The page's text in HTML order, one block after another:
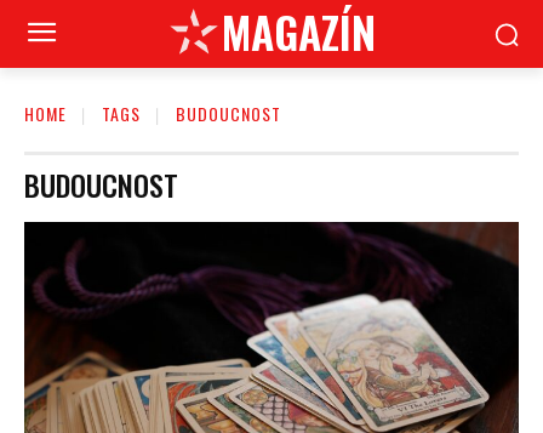
MAGAZÍN
HOME TAGS BUDOUCNOST
BUDOUCNOST